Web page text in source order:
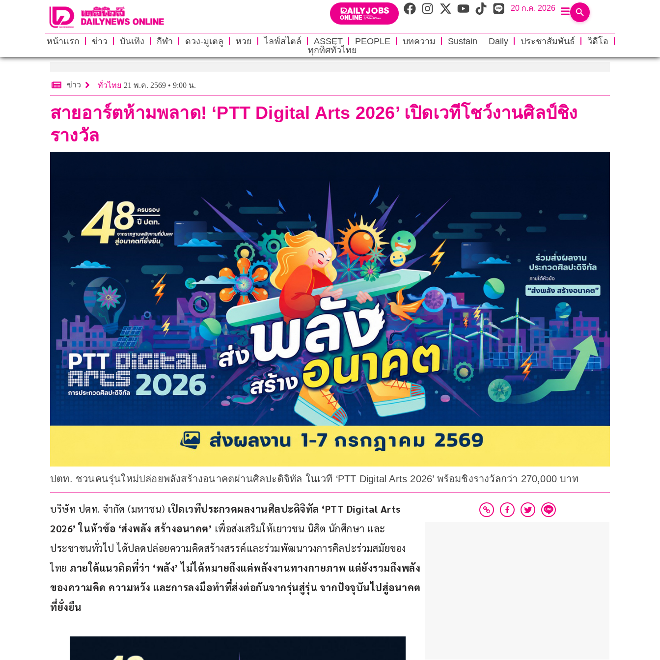
20 ก.ค. 2026
หน้าแรก ข่าว บันเทิง กีฬา ดวง-มูเตลู หวย ไลฟ์สไตล์ ASSET PEOPLE บทความ Sustain Daily ประชาสัมพันธ์
วิดีโอ
ทุกทิศทั่วไทย
ข่าว ทั่วไทย 21 พ.ค. 2569 • 9:00 น.
สายอาร์ตห้ามพลาด! ‘PTT Digital Arts 2026’ เปิดเวทีโชว์งานศิลป์ชิง
รางวัล
ปตท. ชวนคนรุ่นใหม่ปล่อยพลังสร้างอนาคตผ่านศิลปะดิจิทัล ในเวที ‘PTT Digital Arts 2026’ พร้อมชิงรางวัลกว่า 270,000 บาท
บริษัท ปตท. จำกัด (มหาชน) เปิดเวทีประกวดผลงานศิลปะดิจิทัล ‘PTT Digital Arts
2026’ ในหัวข้อ ‘ส่งพลัง สร้างอนาคต’ เพื่อส่งเสริมให้เยาวชน นิสิต นักศึกษา และ
ประชาชนทั่วไป ได้ปลดปล่อยความคิดสร้างสรรค์และร่วมพัฒนาวงการศิลปะร่วมสมัยของ
ไทย ภายใต้แนวคิดที่ว่า ‘พลัง’ ไม่ได้หมายถึงแค่พลังงานทางกายภาพ แต่ยังรวมถึงพลัง
ของความคิด ความหวัง และการลงมือทำที่ส่งต่อกันจากรุ่นสู่รุ่น จากปัจจุบันไปสู่อนาคต
ที่ยั่งยืน